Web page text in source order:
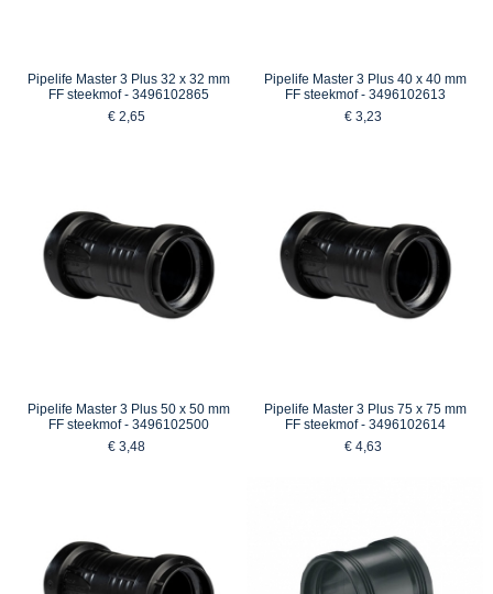
Pipelife Master 3 Plus 32 x 32 mm
FF steekmof - 3496102865
€ 2,65
Pipelife Master 3 Plus 40 x 40 mm
FF steekmof - 3496102613
€ 3,23
Pipelife Master 3 Plus 50 x 50 mm
FF steekmof - 3496102500
€ 3,48
Pipelife Master 3 Plus 75 x 75 mm
FF steekmof - 3496102614
€ 4,63